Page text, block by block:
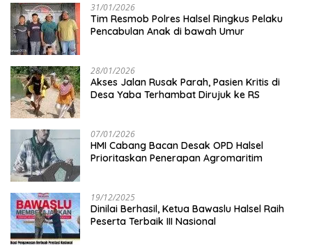
31/01/2026
Tim Resmob Polres Halsel Ringkus Pelaku
Pencabulan Anak di bawah Umur
28/01/2026
Akses Jalan Rusak Parah, Pasien Kritis di
Desa Yaba Terhambat Dirujuk ke RS
07/01/2026
HMI Cabang Bacan Desak OPD Halsel
Prioritaskan Penerapan Agromaritim
19/12/2025
Dinilai Berhasil, Ketua Bawaslu Halsel Raih
Peserta Terbaik III Nasional